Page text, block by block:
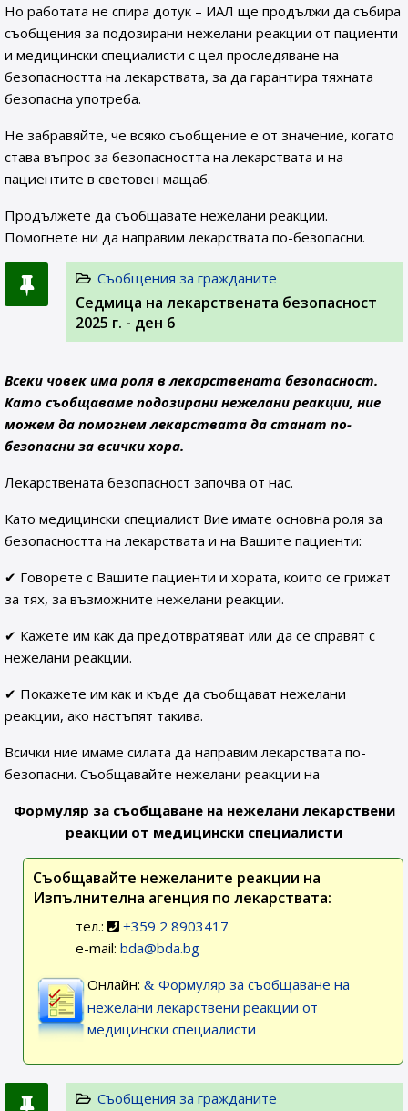
Но работата не спира дотук – ИАЛ ще продължи да събира
съобщения за подозирани нежелани реакции от пациенти
и медицински специалисти с цел проследяване на
безопасността на лекарствата, за да гарантира тяхната
безопасна употреба.
Не забравяйте, че всяко съобщение е от значение, когато
става въпрос за безопасността на лекарствата и на
пациентите в световен мащаб.
Продължете да съобщавате нежелани реакции.
Помогнете ни да направим лекарствата по-безопасни.
Съобщения за гражданите
Седмица на лекарствената безопасност
2025 г. - ден 6
Всеки човек има роля в лекарствената безопасност.
Като съобщаваме подозирани нежелани реакции, ние
можем да помогнем лекарствата да станат по-
безопасни за всички хора.
Лекарствената безопасност започва от нас.
Като медицински специалист Вие имате основна роля за
безопасността на лекарствата и на Вашите пациенти:
✔ Говорете с Вашите пациенти и хората, които се грижат
за тях, за възможните нежелани реакции.
✔ Кажете им как да предотвратяват или да се справят с
нежелани реакции.
✔ Покажете им как и къде да съобщават нежелани
реакции, ако настъпят такива.
Всички ние имаме силата да направим лекарствата по-
безопасни. Съобщавайте нежелани реакции на
Формуляр за съобщаване на нежелани лекарствени
реакции от медицински специалисти
Съобщавайте нежеланите реакции на
Изпълнителна агенция по лекарствата:
тел.:
+359 2 8903417
e-mail: bda@bda.bg
Онлайн:
Формуляр за съобщаване на
нежелани лекарствени реакции от
медицински специалисти
Съобщения за гражданите